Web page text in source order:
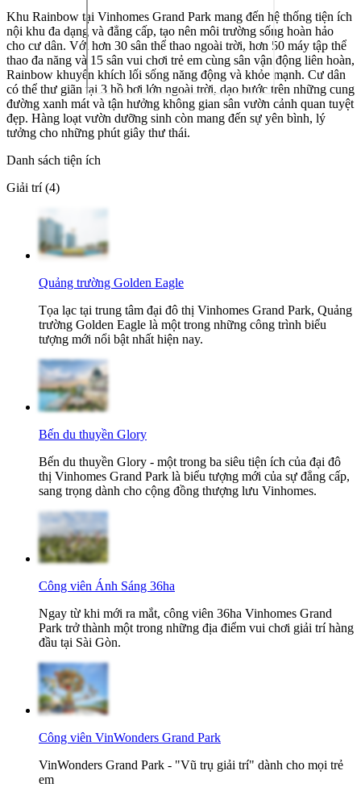
Khu Rainbow tại Vinhomes Grand Park mang đến hệ thống tiện ích
nội khu đa dạng và đẳng cấp, tạo nên môi trường sống hoàn hảo
cho cư dân. Với hơn 30 sân thể thao ngoài trời, hơn 50 máy tập thể
thao đa năng và 15 sân vui chơi trẻ em cùng sân vận động liên hoàn,
Rainbow khuyến khích lối sống năng động và khỏe mạnh. Cư dân
có thể thư giãn tại 3 hồ bơi lớn ngoài trời, dạo bước trên những cung
đường xanh mát và tận hưởng không gian sân vườn cảnh quan tuyệt
đẹp. Hàng loạt vườn dưỡng sinh còn mang đến sự yên bình, lý
tưởng cho những phút giây thư thái.
Danh sách tiện ích
Giải trí (4)
Quảng trường Golden Eagle
Tọa lạc tại trung tâm đại đô thị Vinhomes Grand Park, Quảng
trường Golden Eagle là một trong những công trình biểu
tượng mới nổi bật nhất hiện nay.
Bến du thuyền Glory
Bến du thuyền Glory - một trong ba siêu tiện ích của đại đô
thị Vinhomes Grand Park là biểu tượng mới của sự đẳng cấp,
sang trọng dành cho cộng đồng thượng lưu Vinhomes.
Công viên Ánh Sáng 36ha
Ngay từ khi mới ra mắt, công viên 36ha Vinhomes Grand
Park trở thành một trong những địa điểm vui chơi giải trí hàng
đầu tại Sài Gòn.
Công viên VinWonders Grand Park
VinWonders Grand Park - "Vũ trụ giải trí" dành cho mọi trẻ
em